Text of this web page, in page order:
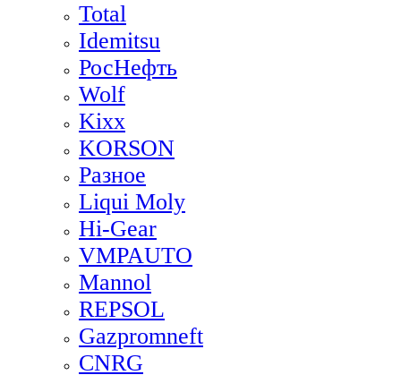
Total
Idemitsu
РосНефть
Wolf
Kixx
KORSON
Разное
Liqui Moly
Hi-Gear
VMPAUTO
Mannol
REPSOL
Gazpromneft
CNRG